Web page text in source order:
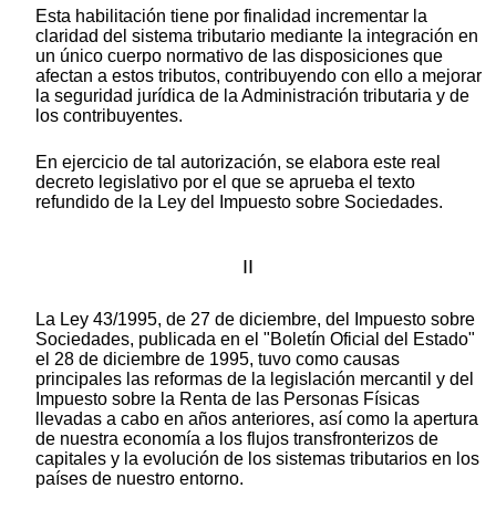
Esta habilitación tiene por finalidad incrementar la
claridad del sistema tributario mediante la integración en
un único cuerpo normativo de las disposiciones que
afectan a estos tributos, contribuyendo con ello a mejorar
la seguridad jurídica de la Administración tributaria y de
los contribuyentes.
En ejercicio de tal autorización, se elabora este real
decreto legislativo por el que se aprueba el texto
refundido de la Ley del Impuesto sobre Sociedades.
II
La Ley 43/1995, de 27 de diciembre, del Impuesto sobre
Sociedades, publicada en el "Boletín Oficial del Estado"
el 28 de diciembre de 1995, tuvo como causas
principales las reformas de la legislación mercantil y del
Impuesto sobre la Renta de las Personas Físicas
llevadas a cabo en años anteriores, así como la apertura
de nuestra economía a los flujos transfronterizos de
capitales y la evolución de los sistemas tributarios en los
países de nuestro entorno.